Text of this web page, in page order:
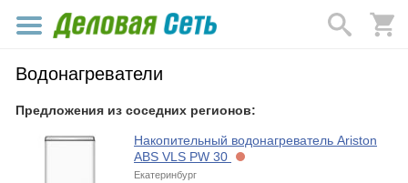
Водонагреватели
Предложения из соседних регионов:
Накопительный водонагреватель Ariston
ABS VLS PW 30
Екатеринбург